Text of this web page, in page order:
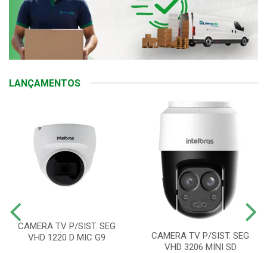
LANÇAMENTOS
CAMERA TV P/SIST. SEG
VHD 1220 D MIC G9
CAMERA TV P/SIST. SEG
VHD 3206 MINI SD